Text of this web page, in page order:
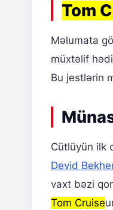
Tom
Məlumata
müxtəlif
Bu jestlərin
Cütlüyün ilk
Devid
vaxt bəzi
Tom Cruise